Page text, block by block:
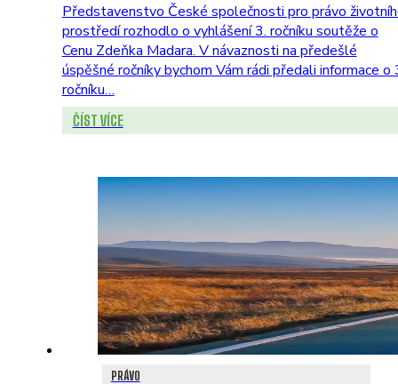
Představenstvo České společnosti pro právo
prostředí rozhodlo o vyhlášení 3. ročníku soutěže o
Cenu Zdeňka Madara. V návaznosti na předešlé
úspěšné ročníky bychom Vám rádi předali informace o
ročníku…
ČÍST VÍCE
PRÁVO